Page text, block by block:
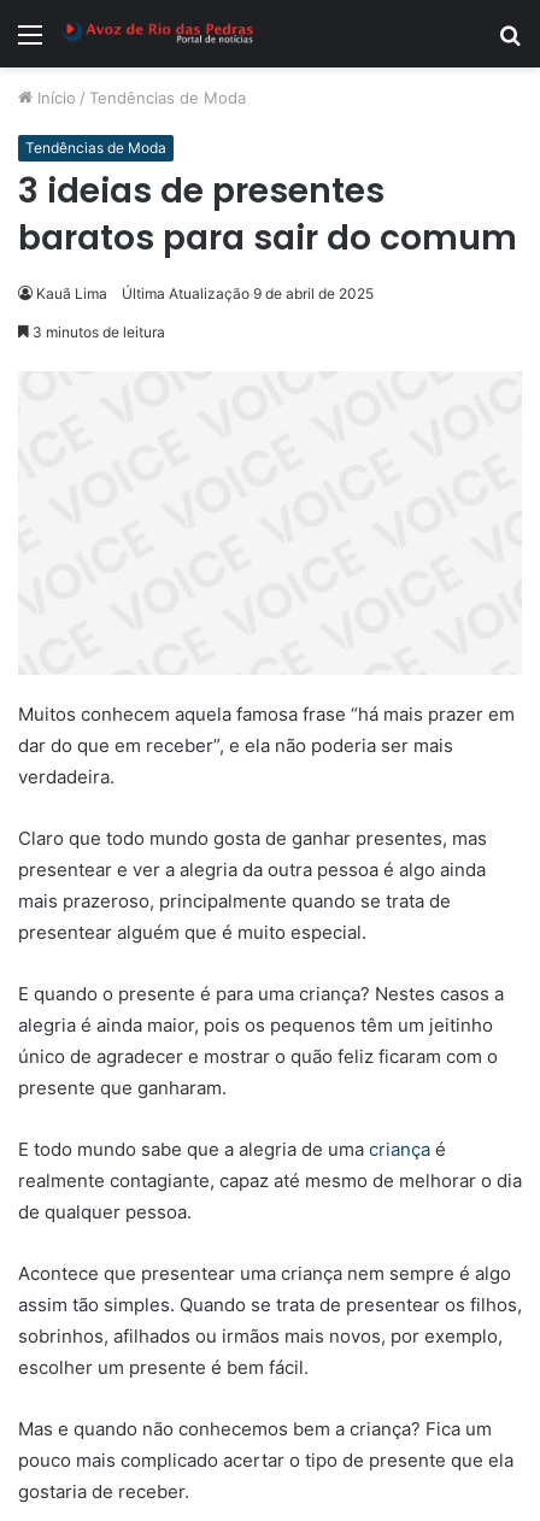
Menu
Início / Tendências de Moda
Tendências de Moda
3 ideias de presentes
baratos para sair do comum
Kauã Lima Última Atualização 9 de abril de 2025
3 minutos de leitura
Muitos conhecem aquela famosa frase “há mais prazer em
dar do que em receber”, e ela não poderia ser mais
verdadeira.
Claro que todo mundo gosta de ganhar presentes, mas
presentear e ver a alegria da outra pessoa é algo ainda
mais prazeroso, principalmente quando se trata de
presentear alguém que é muito especial.
E quando o presente é para uma criança? Nestes casos a
alegria é ainda maior, pois os pequenos têm um jeitinho
único de agradecer e mostrar o quão feliz ficaram com o
presente que ganharam.
E todo mundo sabe que a alegria de uma criança é
realmente contagiante, capaz até mesmo de melhorar o dia
de qualquer pessoa.
Acontece que presentear uma criança nem sempre é algo
assim tão simples. Quando se trata de presentear os filhos,
sobrinhos, afilhados ou irmãos mais novos, por exemplo,
escolher um presente é bem fácil.
Mas e quando não conhecemos bem a criança? Fica um
pouco mais complicado acertar o tipo de presente que ela
gostaria de receber.